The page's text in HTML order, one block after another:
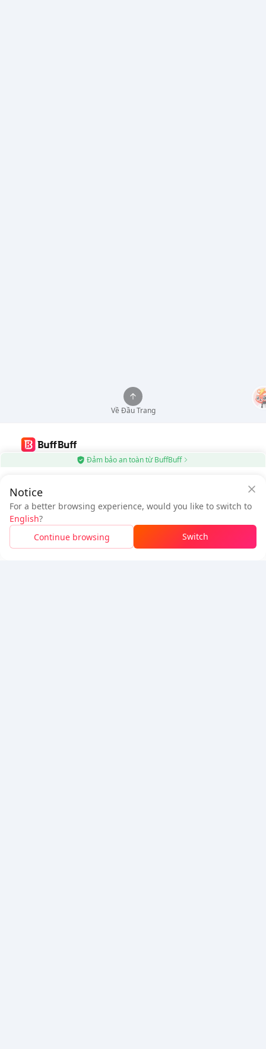
Đảm bảo an toàn từ BuffBuff
$0.55
Tiết kiệm
BuffBuff
Cần thanh toán
Nạp tiền An toàn Với Ứng dụng BuffBuff
Tải xuống để nhận50 điểm (0.50 USD)
Notice
For a better browsing experience, would you like to switch to
English?
Continue browsing
Switch
Về Đầu Trang
Sử dụng Ứng dụng BuffBuff, Tự động Cập nhật Ứng dụng Android
Theo dõi chúng tôi
5% OFF5% OFF